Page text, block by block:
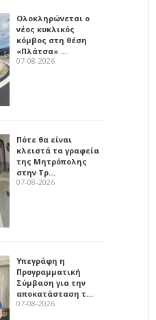
Ολοκληρώνεται ο
νέος κυκλικός
κόμβος στη θέση
«Πλάτσα» …
07-08-2026
Πότε θα είναι
κλειστά τα γραφεία
της Μητρόπολης
στην Τρ…
07-08-2026
Υπεγράφη η
Προγραμματική
Σύμβαση για την
αποκατάσταση τ…
07-08-2026